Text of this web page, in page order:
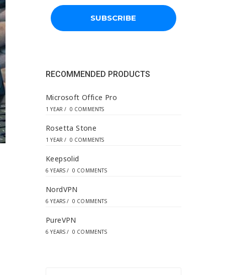
a
d
s
RECOMMENDED PRODUCTS
Microsoft Office Pro
1 YEAR / 0 COMMENTS
Rosetta Stone
1 YEAR / 0 COMMENTS
Keepsolid
6 YEARS / 0 COMMENTS
NordVPN
6 YEARS / 0 COMMENTS
PureVPN
6 YEARS / 0 COMMENTS